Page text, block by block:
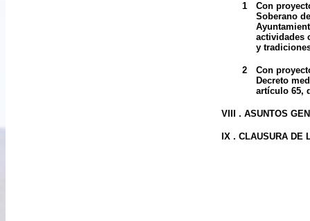
1
Con
Soberano
actividades
y
2
Con
Decreto
artículo 65,
VIII . ASUNTOS
IX . CLAUSURA DE